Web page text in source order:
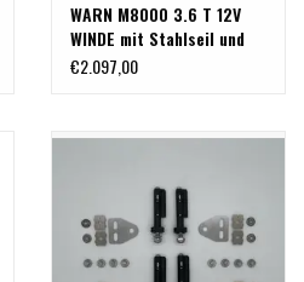
WARN M8000 3.6 T 12V
WINDE mit Stahlseil und
Fernbedienung
€2.097,00